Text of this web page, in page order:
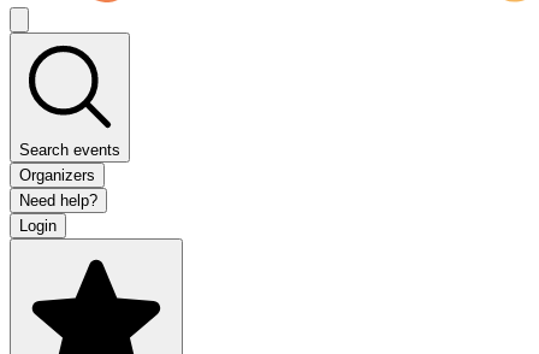
Search events
Organizers
Need help?
Login